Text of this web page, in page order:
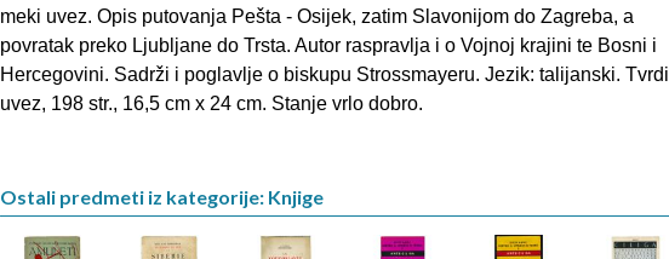
meki uvez. Opis putovanja Pešta - Osijek, zatim Slavonijom do Zagreba, a
povratak preko Ljubljane do Trsta. Autor raspravlja i o Vojnoj krajini te Bosni i
Hercegovini. Sadrži i poglavlje o biskupu Strossmayeru. Jezik: talijanski. Tvrdi
uvez, 198 str., 16,5 cm x 24 cm. Stanje vrlo dobro.
Ostali predmeti iz kategorije: Knjige